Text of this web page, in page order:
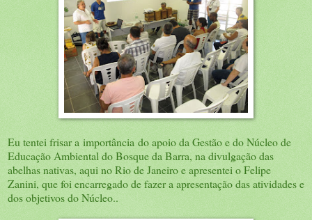
Eu tentei frisar a importância do apoio da Gestão e do Núcleo de
Educação Ambiental do Bosque da Barra, na divulgação das
abelhas nativas, aqui no Rio de Janeiro e apresentei o Felipe
Zanini, que foi encarregado de fazer a apresentação das atividades e
dos objetivos do Núcleo..